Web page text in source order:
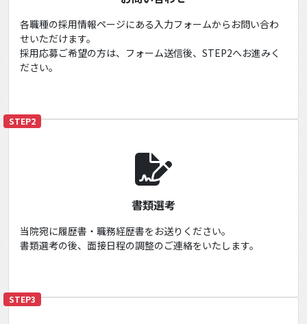
各職種の採用情報ページにある入力フォームからお問い合わ
せいただけます。
採用応募ご希望の方は、フォーム送信後、STEP2へお進みく
ださい。
STEP2
書類選考
当院宛に履歴書・職務経歴書をお送りください。
書類選考の後、面接日程の調整のご連絡をいたします。
STEP3